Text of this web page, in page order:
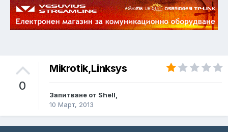
0
Mikrotik,Linksys
Запитване от Shell,
10 Март, 2013